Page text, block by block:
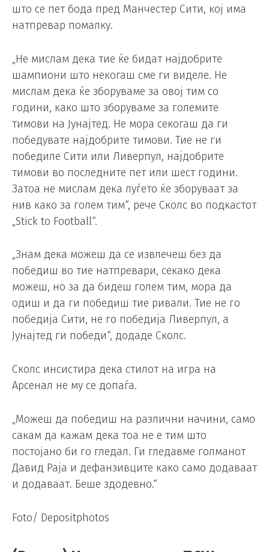
што се пет бода пред Манчестер Сити, кој има
натпревар помалку.
„Не мислам дека тие ќе бидат најдобрите
шампиони што некогаш сме ги виделе. Не
мислам дека ќе зборуваме за овој тим со
години, како што зборуваме за големите
тимови на Јунајтед. Не мора секогаш да ги
победувате најдобрите тимови. Тие не ги
победиле Сити или Ливерпул, најдобрите
тимови во последните пет или шест години.
Затоа не мислам дека луѓето ќе зборуваат за
нив како за голем тим“, рече Сколс во подкастот
„Stick to Football“.
„Знам дека можеш да се извлечеш без да
победиш во тие натпревари, секако дека
можеш, но за да бидеш голем тим, мора да
одиш и да ги победиш тие ривали. Тие не го
победија Сити, не го победија Ливерпул, а
Јунајтед ги победи“, додаде Сколс.
Сколс инсистира дека стилот на игра на
Арсенал не му се допаѓа.
„Можеш да победиш на различни начини, само
сакам да кажам дека тоа не е тим што
постојано би го гледал. Ги гледавме голманот
Давид Раја и дефанзивците како само додаваат
и додаваат. Беше здодевно.“
Foto/ Depositphotos